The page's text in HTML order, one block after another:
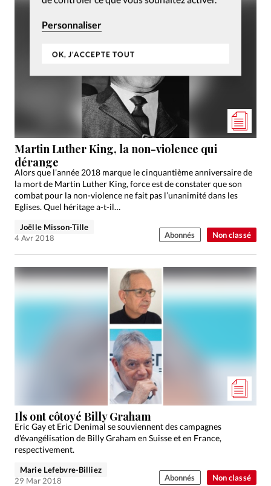
Personnaliser
OK, J'ACCEPTE TOUT
Non classé
Martin Luther King, la non-violence qui
dérange
Alors que l’année 2018 marque le cinquantième anniversaire de
la mort de Martin Luther King, force est de constater que son
combat pour la non-violence ne fait pas l’unanimité dans les
Eglises. Quel héritage a-t-il…
Joëlle Misson-Tille
4 Avr 2018
Abonnés
Non classé
Ils ont côtoyé Billy Graham
Eric Gay et Eric Denimal se souviennent des campagnes
d'évangélisation de Billy Graham en Suisse et en France,
respectivement.
Marie Lefebvre-Billiez
29 Mar 2018
Abonnés